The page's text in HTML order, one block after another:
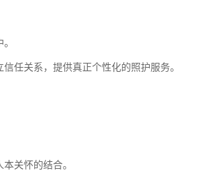
任关系，提供真正个性化的照护服务。
关怀的结合。